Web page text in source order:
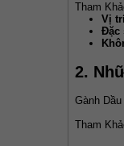
Tham
Vị
Đặc
2.
Gành
Tham